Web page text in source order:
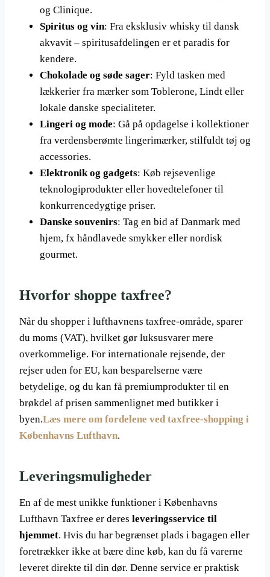
og Clinique.
Spiritus og vin: Fra eksklusiv whisky til dansk
akvavit – spiritusafdelingen er et paradis for
kendere.
Chokolade og søde sager: Fyld tasken med
lækkerier fra mærker som Toblerone, Lindt eller
lokale danske specialiteter.
Lingeri og mode: Gå på opdagelse i kollektioner
fra verdensberømte lingerimærker, stilfuldt tøj og
accessories.
Elektronik og gadgets: Køb rejsevenlige
teknologiprodukter eller hovedtelefoner til
konkurrencedygtige priser.
Danske souvenirs: Tag en bid af Danmark med
hjem, fx håndlavede smykker eller nordisk
gourmet.
Hvorfor shoppe taxfree?
Når du shopper i lufthavnens taxfree-område, sparer
du moms (VAT), hvilket gør luksusvarer mere
overkommelige. For internationale rejsende, der
rejser uden for EU, kan besparelserne være
betydelige, og du kan få premiumprodukter til en
brøkdel af prisen sammenlignet med butikker i
byen.Læs mere om fordelene ved taxfree-shopping i
Københavns Lufthavn.
Leveringsmuligheder
En af de mest unikke funktioner i Københavns
Lufthavn Taxfree er deres leveringsservice til
hjemmet. Hvis du har begrænset plads i bagagen eller
foretrækker ikke at bære dine køb, kan du få varerne
leveret direkte til din dør. Denne service er praktisk